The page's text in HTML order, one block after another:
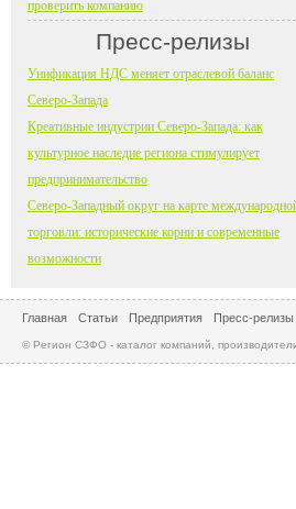
проверить компанию
Пресс-релизы
Унификация НДС меняет отраслевой баланс
Северо-Запада
Креативные индустрии Северо-Запада: как
культурное наследие региона стимулирует
предпринимательство
Северо-Западный округ на карте
торговли: исторические корни и современные
возможности
Главная Статьи Предприятия Пресс-релизы
© Регион СЗФО - каталог компаний,